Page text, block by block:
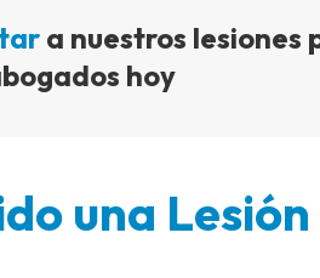
a nuestros lesiones
hoy
una